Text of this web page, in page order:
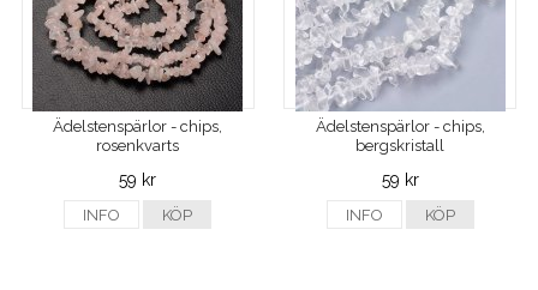
Ädelstenspärlor - chips,
rosenkvarts
59 kr
INFO KÖP
Ädelstenspärlor - chips,
bergskristall
59 kr
INFO KÖP